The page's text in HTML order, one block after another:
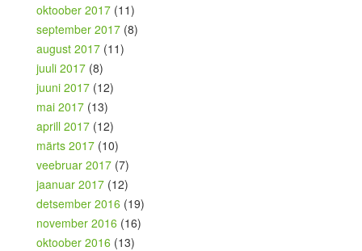
oktoober 2017 (11)
september 2017 (8)
august 2017 (11)
juuli 2017 (8)
juuni 2017 (12)
mai 2017 (13)
aprill 2017 (12)
märts 2017 (10)
veebruar 2017 (7)
jaanuar 2017 (12)
detsember 2016 (19)
november 2016 (16)
oktoober 2016 (13)